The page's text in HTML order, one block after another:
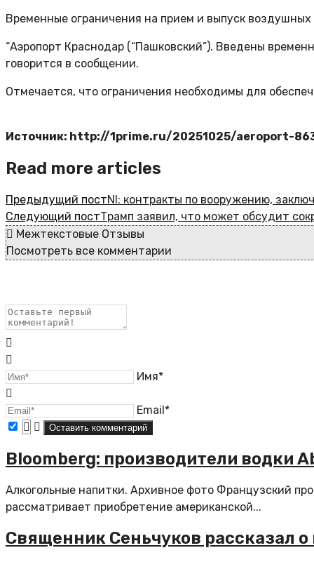
Временные ограничения на прием и выпуск
“Аэропорт Краснодар (“Пашковский”). Введены
говорится в сообщении.
Отмечается, что ограничения необходимы для
Источник: http://1prime.ru/20251025/aeroport-
Read more articles
Предыдущий постNI: контракты по вооружению,
Следующий постТрамп заявил, что может обсудит
Межтекстовые Отзывы
Посмотреть все комментарии
Имя*
Email*
Bloomberg: производители водки
Алкогольные напитки. Архивное фото Французский
рассматривает приобретение американской...
Священник Сеньчуков рассказал